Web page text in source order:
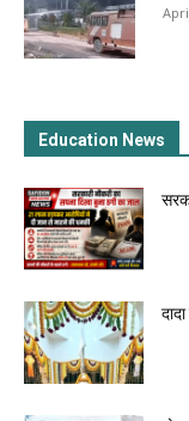
Education News